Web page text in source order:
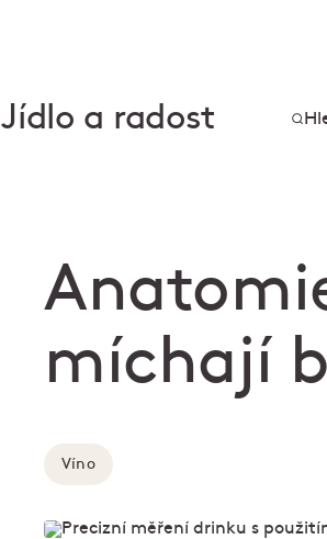
Jídlo a radost
míchají
Víno